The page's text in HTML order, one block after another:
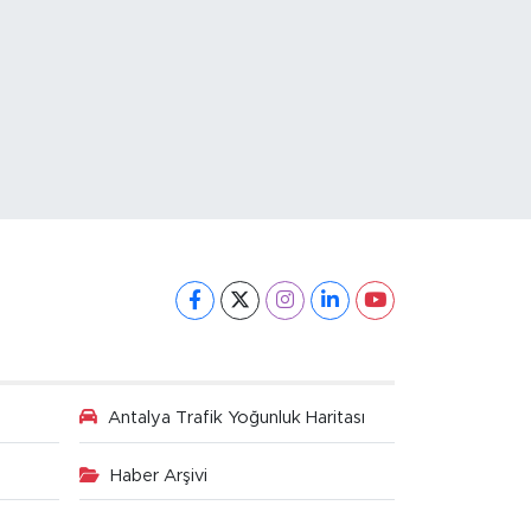
Antalya Trafik Yoğunluk Haritası
Haber Arşivi